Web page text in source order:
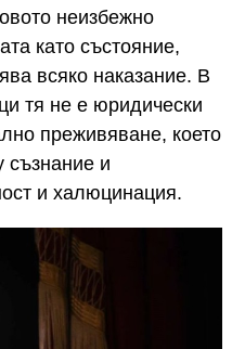
неизбежно
като състояние,
всяко наказание. В
тя не е юридически
преживяване, което
съзнание и
и халюцинация.